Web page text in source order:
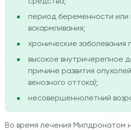
период беременности или
вскармливания;
хронические заболевания
высокое внутричерепное
причине развития
венозного оттока);
несовершеннолетний
Во время лечения Милдронатом